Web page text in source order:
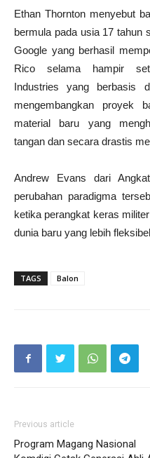
Ethan Thornton menyebut
bermula pada usia 17 tahun
Google yang berhasil
Rico selama hampir
Industries yang berbasis
mengembangkan proyek
material baru yang
tangan dan secara drastis
Andrew Evans dari
perubahan paradigma
ketika perangkat keras
dunia baru yang lebih
TAGS Balon
Previous article
Program Magang Nasional